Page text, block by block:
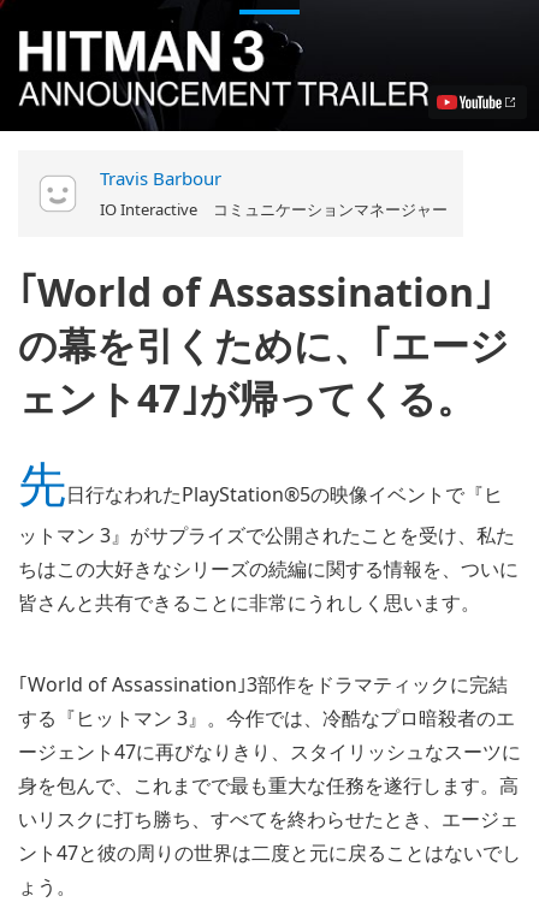
レ
イ
ス
タ
ル
イ
第！
去
作
ス
テ
ま
も
楽
し
め
る
ト
マ
ン
3』
が
PS5™
と
PS4®
で
Travis Barbour
IO Interactive コミュニケーションマネージャー
｢World of Assassination｣
の幕を引くために、｢エージ
ェント47｣が帰ってくる。
先日行なわれたPlayStation®5の映像イベントで『ヒ
ットマン 3』がサプライズで公開されたことを受け、私た
ちはこの大好きなシリーズの続編に関する情報を、ついに
皆さんと共有できることに非常にうれしく思います。
｢World of Assassination｣3部作をドラマティックに完結
する『ヒットマン 3』。今作では、冷酷なプロ暗殺者のエ
ージェント47に再びなりきり、スタイリッシュなスーツに
身を包んで、これまでで最も重大な任務を遂行します。高
いリスクに打ち勝ち、すべてを終わらせたとき、エージェ
ント47と彼の周りの世界は二度と元に戻ることはないでし
ょう。